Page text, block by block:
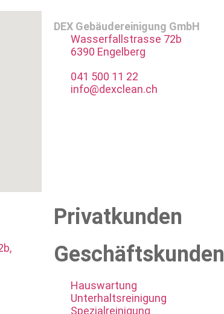
DEX Gebäudereinigung GmbH
Wasserfallstrasse 72b
6390 Engelberg
041 500 11 22
info@dexclean.ch
Privatkunden
Geschäftskunden
Hauswartung
Unterhaltsreinigung
Spezialreinigung